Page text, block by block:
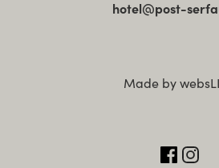
Made by
hotel@post-